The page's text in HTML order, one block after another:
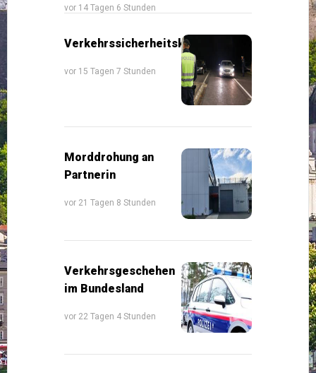
vor 14 Tagen 6 Stunden
Verkehrssicherheitskontrollen
vor 15 Tagen 7 Stunden
Morddrohung an
Partnerin
vor 21 Tagen 8 Stunden
Verkehrsgeschehen
im Bundesland
vor 22 Tagen 4 Stunden